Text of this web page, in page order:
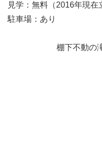
見学：無料（2016年現在
駐車場：あり
棚下不動の